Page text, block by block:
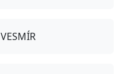
VESMÍR